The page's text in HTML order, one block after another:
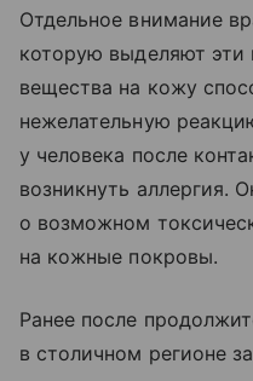
Отдельное внимание
которую выделяют
вещества на кожу
нежелательную
у человека после
возникнуть аллергия.
о возможном
на кожные покровы.
Ранее после
в столичном регионе